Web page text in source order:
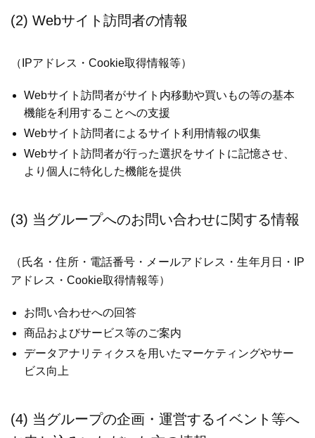
(2) Webサイト訪問者の情報
（IPアドレス・Cookie取得情報等）
Webサイト訪問者がサイト内移動や買いもの等の基本
機能を利用することへの支援
Webサイト訪問者によるサイト利用情報の収集
Webサイト訪問者が行った選択をサイトに記憶させ、
より個人に特化した機能を提供
(3) 当グループへのお問い合わせに関する情報
（氏名・住所・電話番号・メールアドレス・生年月日・IP
アドレス・Cookie取得情報等）
お問い合わせへの回答
商品およびサービス等のご案内
データアナリティクスを用いたマーケティングやサー
ビス向上
(4) 当グループの企画・運営するイベント等へ